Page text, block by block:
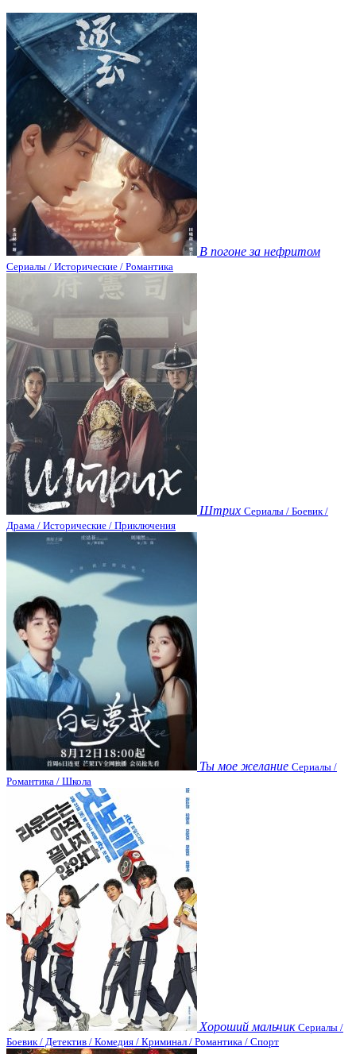
В погоне за нефритом
Сериалы / Исторические / Романтика
Штрих Сериалы / Боевик /
Драма / Исторические / Приключения
Ты мое желание Сериалы /
Романтика / Школа
Хороший мальчик Сериалы /
Боевик / Детектив / Комедия / Криминал / Романтика / Спорт